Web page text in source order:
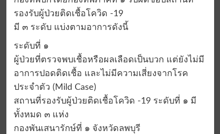
รองรับผู้ป่วยติดเชื้อโควิด -19
มี ๓ ระดับ แบ่งตามอาการดังนี้
ระดับที่ ๑
ผู้ป่วยที่ตรวจพบเชื้อหรือผลเลือดเป็นบวก แต่ยังไม่มี
อาการปอดติดเชื้อ และไม่มีความเสี่ยงจากโรค
ประจำตัว (Mild Case)
สถานที่รองรับผู้ป่วยติดเชื้อโควิด -19 ระดับที่ ๑ มี
ทั้งหมด ๓ แห่ง
กองพันเสนารักษ์ที่ ๑ จังหวัดลพบุรี